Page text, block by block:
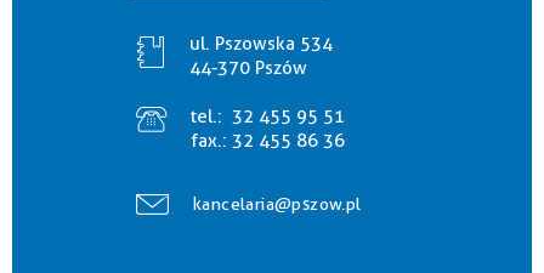
ul. Pszowska 534
44-370 Pszów
tel.: 32 455 95 51
fax.: 32 455 86 36
kancelaria@pszow.pl